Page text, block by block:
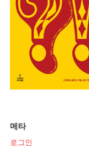
메타
로그인